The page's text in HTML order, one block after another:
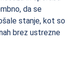
da se
stanje, kot so
brez ustrezne